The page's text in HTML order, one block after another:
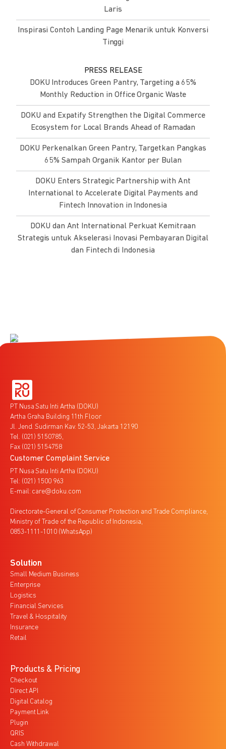
Laris
Inspirasi Contoh Landing Page Menarik untuk Konversi
Tinggi
PRESS RELEASE
DOKU Introduces Green Pantry, Targeting a 65%
Monthly Reduction in Office Organic Waste
DOKU and Expatify Strengthen the Digital Commerce
Ecosystem for Local Brands Ahead of Ramadan
DOKU Perkenalkan Green Pantry, Targetkan Pangkas
65% Sampah Organik Kantor per Bulan
DOKU Enters Strategic Partnership with Ant
International to Accelerate Digital Payments and
Fintech Innovation in Indonesia
DOKU dan Ant International Perkuat Kemitraan
Strategis untuk Akselerasi Inovasi Pembayaran Digital
dan Fintech di Indonesia
PT Nusa Satu Inti Artha (DOKU)
Artha Graha Building 11th Floor
Jl. Jend. Sudirman Kav. 52-53, Jakarta 12190
Tel. (021) 5150785,
Fax (021) 5154758
Customer Complaint Service
PT Nusa Satu Inti Artha (DOKU)
Tel: (021) 1500 963
E-mail: care@doku.com
Directorate-General of Consumer Protection and Trade Compliance,
Ministry of Trade of the Republic of Indonesia,
0853-1111-1010 (WhatsApp)
Solution
Small Medium Business
Enterprise
Logistics
Financial Services
Travel & Hospitality
Insurance
Retail
Products & Pricing
Checkout
Direct API
Digital Catalog
Payment Link
Plugin
QRIS
Cash Withdrawal